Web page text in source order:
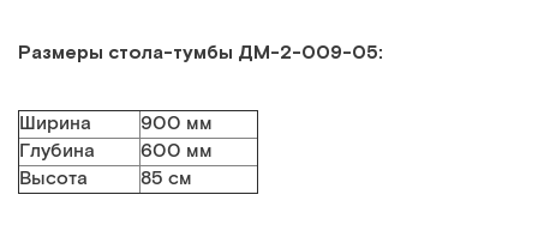
Размеры стола-тумбы ДМ-2-009-05:
Ширина
900 мм
Глубина
600 мм
Высота
85 см